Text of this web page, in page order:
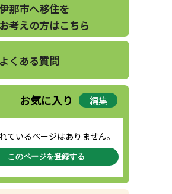
那市へ移住を
お考えの方はこちら
よくある質問
お気に入り 編集
ているページはありません。
このページを登録する